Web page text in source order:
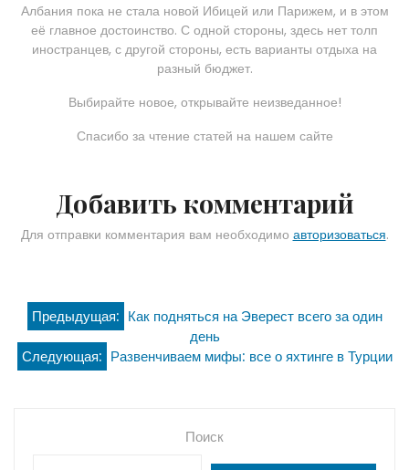
Албания пока не стала новой Ибицей или Парижем, и в этом
её главное достоинство. С одной стороны, здесь нет толп
иностранцев, с другой стороны, есть варианты отдыха на
разный бюджет.
Выбирайте новое, открывайте неизведанное!
Спасибо за чтение статей на нашем сайте
Добавить комментарий
Для отправки комментария вам необходимо авторизоваться.
Навигация
по
Предыдущая: Как подняться на Эверест всего за один
день
Следующая: Развенчиваем мифы: все о яхтинге в Турции
Поиск